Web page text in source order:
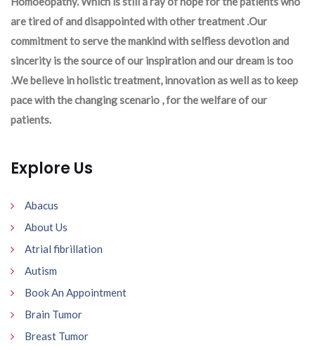
are tired of and disappointed with other treatment .Our
commitment to serve the mankind with selfless devotion and
sincerity is the source of our inspiration and our dream is too
.We believe in holistic treatment, innovation as well as to keep
pace with the changing scenario , for the welfare of our
patients.
Explore Us
Abacus
About Us
Atrial fibrillation
Autism
Book An Appointment
Brain Tumor
Breast Tumor